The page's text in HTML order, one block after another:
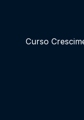
Curso